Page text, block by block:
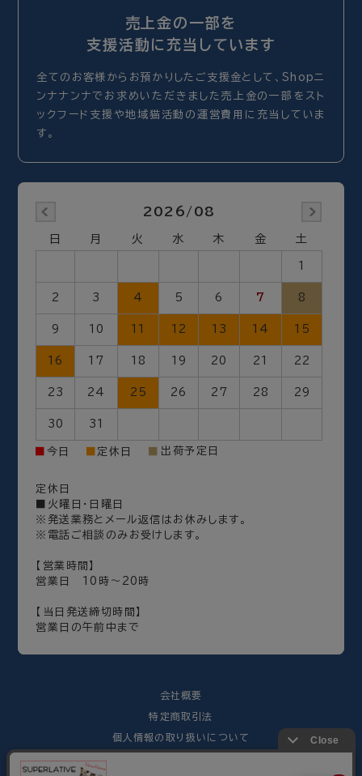
売上金の一部を
支援活動に充当しています
全てのお客様からお預かりしたご支援金として、Shopニ
ンナナンナでお求めいただきました売上金の一部をスト
ックフード支援や地域猫活動の運営費用に充当していま
す。
2026/08
日 月 火 水 木 金 土
1
2 3 4 5 6 7 8
9 10 11 12 13 14 15
16 17 18 19 20 21 22
23 24 25 26 27 28 29
30 31
今日 定休日 出荷予定日
定休日
■火曜日・日曜日
※発送業務とメール返信はお休みします。
※電話ご相談のみお受けします。
【営業時間】
営業日 10時～20時
【当日発送締切時間】
営業日の午前中まで
会社概要
特定商取引法
個人情報の取り扱いについて